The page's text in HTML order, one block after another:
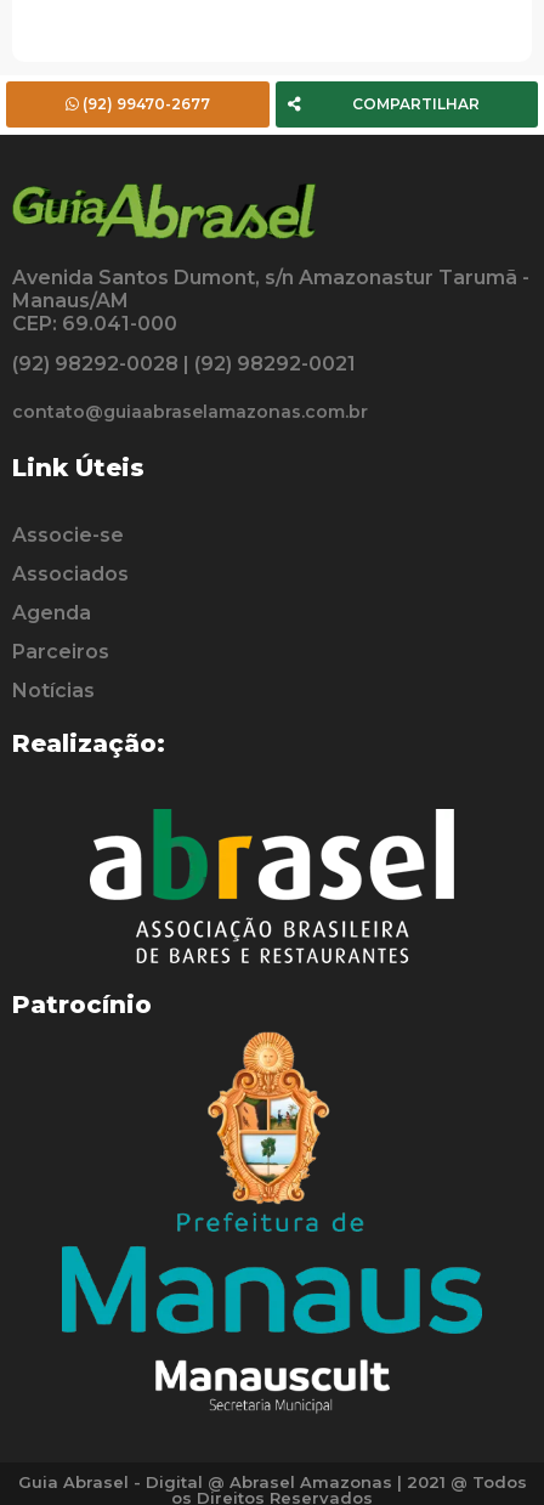
(92) 99470-2677 COMPARTILHAR
Avenida Santos Dumont, s/n Amazonastur Tarumã -
Manaus/AM
CEP: 69.041-000
(92) 98292-0028 | (92) 98292-0021
contato@guiaabraselamazonas.com.br
Link Úteis
Associe-se
Associados
Agenda
Parceiros
Notícias
Realização:
Patrocínio
Guia Abrasel - Digital @ Abrasel Amazonas | 2021 @ Todos
os Direitos Reservados
Facebook
Telegram
Twitter